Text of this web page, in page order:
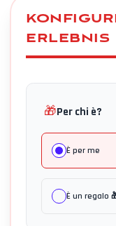
ERLEBNIS
🎁Per chi è?
È per me
È un regalo